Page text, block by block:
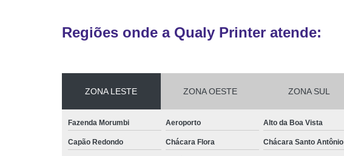
Regiões onde a Qualy Printer atende:
ZONA LESTE ZONA OESTE ZONA SUL
Fazenda Morumbi Aeroporto Alto da Boa Vista
Capão Redondo Chácara Flora Chácara Santo Antônio